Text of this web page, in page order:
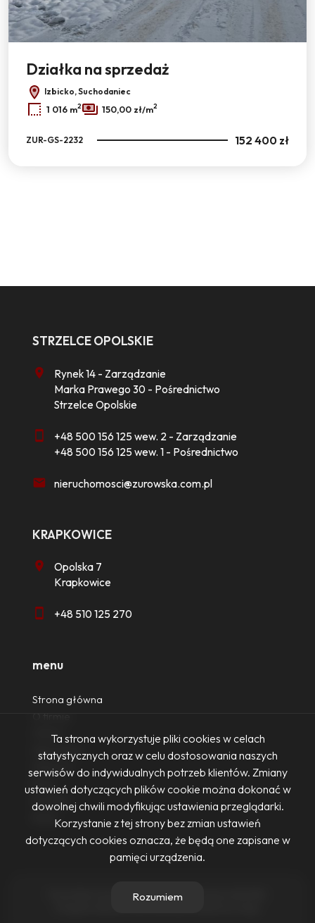
Działka na sprzedaż
Izbicko, Suchodaniec
1 016 m2 150,00 zł/m2
ZUR-GS-2232 152 400 zł
STRZELCE OPOLSKIE
Rynek 14 - Zarządzanie
Marka Prawego 30 - Pośrednictwo
Strzelce Opolskie
+48 500 156 125 wew. 2 - Zarządzanie
+48 500 156 125 wew. 1 - Pośrednictwo
nieruchomosci@zurowska.com.pl
KRAPKOWICE
Opolska 7
Krapkowice
+48 510 125 270
menu
Strona główna
Oferty
Zgłoszenia
Ulubione
Blog
Kontakt
Rodo
Firma Nieruchomości Ewa Żurowska-Dennis © 2026
Ta strona wykorzystuje pliki cookies w celach
statystycznych oraz w celu dostosowania naszych
serwisów do indywidualnych potrzeb klientów. Zmiany
ustawień dotyczących plików cookie można dokonać w
dowolnej chwili modyfikując ustawienia przeglądarki.
Korzystanie z tej strony bez zmian ustawień
dotyczących cookies oznacza, że będą one zapisane w
pamięci urządzenia.
Rozumiem